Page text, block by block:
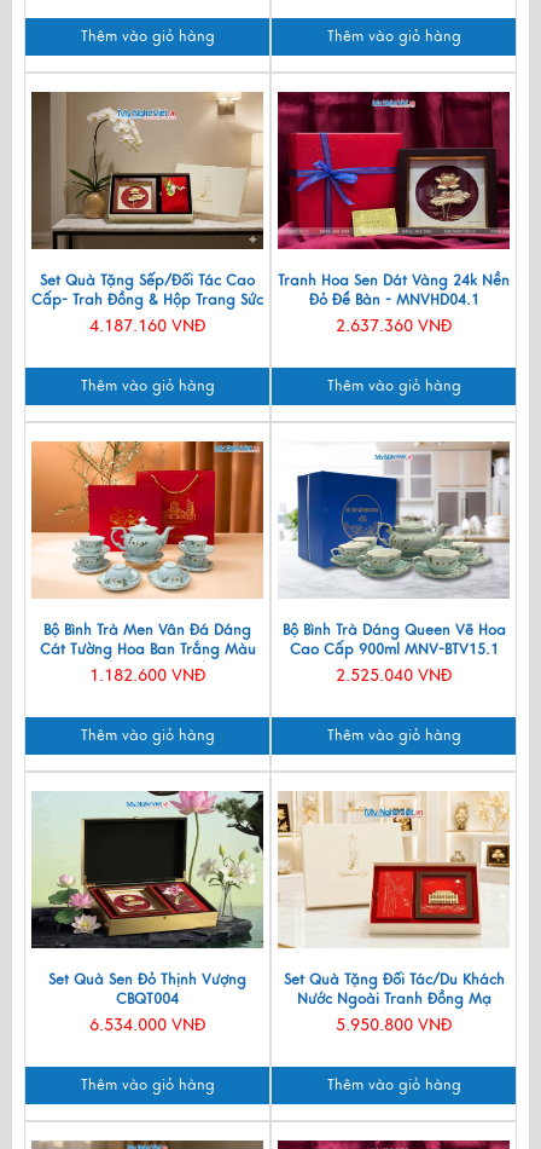
Thêm vào giỏ hàng Thêm vào giỏ hàng
Set Quà Tặng Sếp/Đối Tác Cao
Cấp- Trah Đồng & Hộp Trang Sức
Sơn Mài CBQT004
4.187.160 VNĐ
Thêm vào giỏ hàng
Tranh Hoa Sen Dát Vàng 24k Nền
Đỏ Để Bàn - MNVHD04.1
2.637.360 VNĐ
Thêm vào giỏ hàng
Bộ Bình Trà Men Vân Đá Dáng
Cát Tường Hoa Ban Trắng Màu
Xanh Lam VBT12/8
1.182.600 VNĐ
Thêm vào giỏ hàng
Bộ Bình Trà Dáng Queen Vẽ Hoa
Cao Cấp 900ml MNV-BTV15.1
2.525.040 VNĐ
Thêm vào giỏ hàng
Set Quà Sen Đỏ Thịnh Vượng
CBQT004
6.534.000 VNĐ
Thêm vào giỏ hàng
Set Quà Tặng Đối Tác/Du Khách
Nước Ngoài Tranh Đồng Mạ
Vàng 24k & Hộp Trang Sức Sơn
Mài CBQT006/2
5.950.800 VNĐ
Thêm vào giỏ hàng